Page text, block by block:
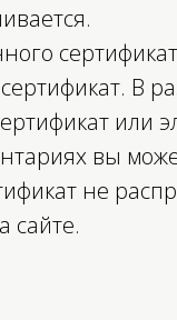
В
или
вы
не
сайте.